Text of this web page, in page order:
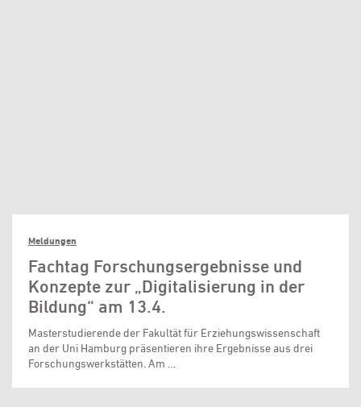
Meldungen
Fachtag Forschungsergebnisse und
Konzepte zur „Digitalisierung in der
Bildung“ am 13.4.
Masterstudierende der Fakultät für Erziehungswissenschaft
an der Uni Hamburg präsentieren ihre Ergebnisse aus drei
Forschungswerkstätten. Am …